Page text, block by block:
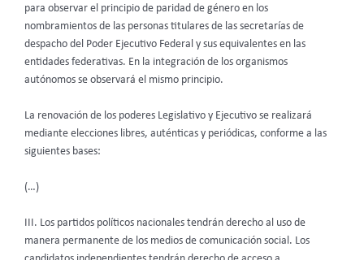
para observar el principio de paridad de género en los
nombramientos de las personas titulares de las secretarías de
despacho del Poder Ejecutivo Federal y sus equivalentes en las
entidades federativas. En la integración de los organismos
autónomos se observará el mismo principio.
La renovación de los poderes Legislativo y Ejecutivo se realizará
mediante elecciones libres, auténticas y periódicas, conforme a las
siguientes bases:
(…)
III. Los partidos políticos nacionales tendrán derecho al uso de
manera permanente de los medios de comunicación social. Los